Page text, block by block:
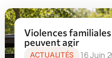
Violences
peuvent agir
ACTUALITÉS 16 Juin